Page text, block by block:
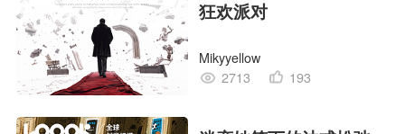
狂欢派对
Mikyyellow
2713
193